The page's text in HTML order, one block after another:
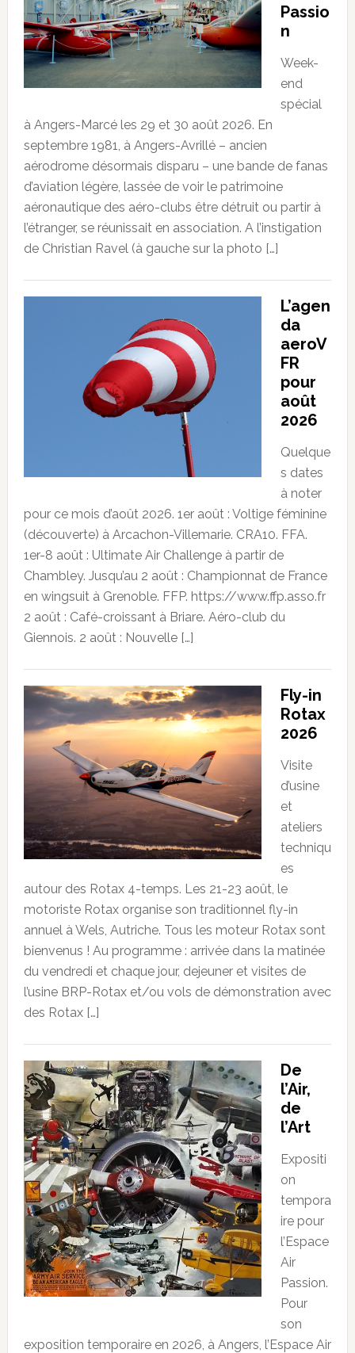
Passio
n
Week-
end
spécial
à Angers-Marcé les 29 et 30 août 2026. En
septembre 1981, à Angers-Avrillé – ancien
aérodrome désormais disparu – une bande de fanas
d’aviation légère, lassée de voir le patrimoine
aéronautique des aéro-clubs être détruit ou partir à
l’étranger, se réunissait en association. A l’instigation
de Christian Ravel (à gauche sur la photo […]
L’agen
da
aeroV
FR
pour
août
2026
Quelque
s dates
à noter
pour ce mois d’août 2026. 1er août : Voltige féminine
(découverte) à Arcachon-Villemarie. CRA10. FFA.
1er-8 août : Ultimate Air Challenge à partir de
Chambley. Jusqu’au 2 août : Championnat de France
en wingsuit à Grenoble. FFP. https://www.ffp.asso.fr
2 août : Café-croissant à Briare. Aéro-club du
Giennois. 2 août : Nouvelle […]
Fly-in
Rotax
2026
Visite
d’usine
et
ateliers
techniqu
es
autour des Rotax 4-temps. Les 21-23 août, le
motoriste Rotax organise son traditionnel fly-in
annuel à Wels, Autriche. Tous les moteur Rotax sont
bienvenus ! Au programme : arrivée dans la matinée
du vendredi et chaque jour, dejeuner et visites de
l’usine BRP-Rotax et/ou vols de démonstration avec
des Rotax […]
De
l’Air,
de
l’Art
Expositi
on
tempora
ire pour
l’Espace
Air
Passion.
Pour
son
exposition temporaire en 2026, à Angers, l’Espace Air